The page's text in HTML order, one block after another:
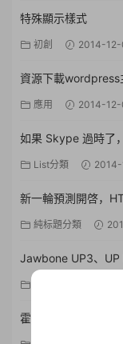
特殊顯示樣式
初創 2014-
資源下載
應用 2014-
如果 Skype 過時了
List分類
新一輪預測開啓，
純标題分類
Jawbone UP3、UP
霍金想演 007 大反